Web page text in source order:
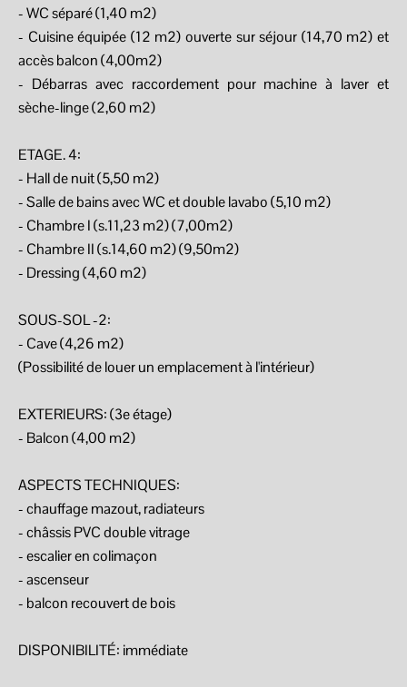
- WC séparé (1,40 m2)
- Cuisine équipée (12 m2) ouverte sur séjour (14,70 m2) et
accès balcon (4,00m2)
- Débarras avec raccordement pour machine à laver et
sèche-linge (2,60 m2)
ETAGE. 4:
- Hall de nuit (5,50 m2)
- Salle de bains avec WC et double lavabo (5,10 m2)
- Chambre I (s.11,23 m2) (7,00m2)
- Chambre II (s.14,60 m2) (9,50m2)
- Dressing (4,60 m2)
SOUS-SOL -2:
- Cave (4,26 m2)
(Possibilité de louer un emplacement à l'intérieur)
EXTERIEURS: (3e étage)
- Balcon (4,00 m2)
ASPECTS TECHNIQUES:
- chauffage mazout, radiateurs
- châssis PVC double vitrage
- escalier en colimaçon
- ascenseur
- balcon recouvert de bois
DISPONIBILITÉ: immédiate